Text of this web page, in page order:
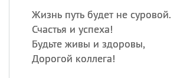
Жизнь путь будет не суровой.
Счастья и успеха!
Будьте живы и здоровы,
Дорогой коллега!